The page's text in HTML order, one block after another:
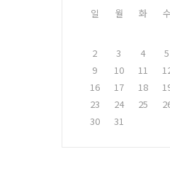
일 월 화 수
2
3 4 5
9
10 11
16
17 18
23
24 25
30
31